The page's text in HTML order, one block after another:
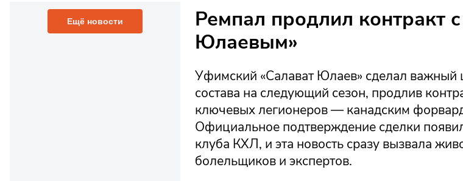
Ещё новости
Ремпал продлил контракт
Юлаевым»
Уфимский «Салават Юлаев» сделал
состава на следующий сезон, продлив
ключевых легионеров — канадским
Официальное подтверждение сделки
клуба КХЛ, и эта новость сразу вызвала
болельщиков и экспертов.